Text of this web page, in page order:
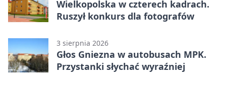
Wielkopolska w czterech kadrach.
Ruszył konkurs dla fotografów
3 sierpnia 2026
Głos Gniezna w autobusach MPK.
Przystanki słychać wyraźniej